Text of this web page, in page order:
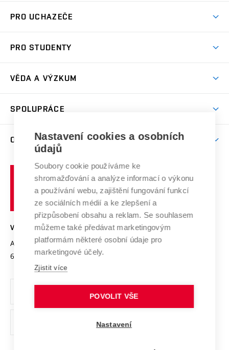
Koleje
Sport na VUT
PRO UCHAZEČE
Dny otevřených dveří
Celoživotní vzdělávání
E-přihláška
PRO STUDENTY
Harmonogram akademického roku
Závěrečné práce
Doktorské studium
Zpracování osobních údajů studentů
Sociální bezpečí
Studium bez bariér
Podpora podnikání
VĚDA A VÝZKUM
Mezinárodní vědecká rada
Systém zajišťování kvality výzkumu
Výzkumné infrastruktury
Transfer znalostí
Open Science
Projekty
Projekty ze strukturálních fondů
Specifický výzkum
SPOLUPRÁCE
Firemní spolupráce
Zahraniční spolupráce
Spolupráce se školami
Mezinárodní dohody
Univerzitní sítě
O UNIVERZITĚ
Profil univerzity
Udržitelná univerzita
Podnikavá univerzita / ContriBUTe
Bezpečná univerzita
Vyznamenání
Organizační struktura
Ochrana osobních údajů
odkaz)
učení
technické
Brně
VYSOKÉ UČENÍ TECHNICKÉ V BRNĚ
Antonínská 548/1
602 00 Brno
www.vut.cz
vut@vutbr.cz
Nastavení cookies a osobních
údajů
Soubory cookie používáme ke
shromažďování a analýze informací o výkonu
a používání webu, zajištění fungování funkcí
ze sociálních médií a ke zlepšení a
přizpůsobení obsahu a reklam. Se souhlasem
můžeme také předávat marketingovým
platformám některé osobní údaje pro
marketingové účely.
Zjistit více
POVOLIT VŠE
Nastavení